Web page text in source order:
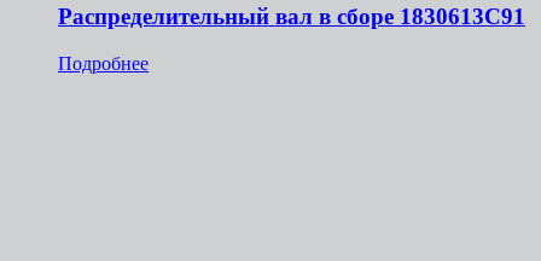
Распределительный вал в сборе 1830613С91
Подробнее